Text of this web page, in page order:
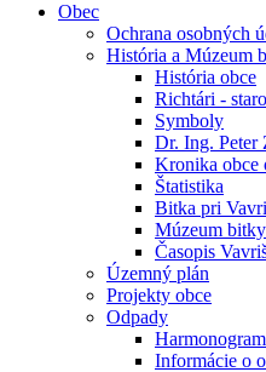
Obec
Ochrana osobných
História a Múzeum
História obce
Richtári -
Symboly
Dr. Ing. Peter
Kronika obce
Štatistika
Bitka pri
Múzeum
Časopis
Územný plán
Projekty obce
Odpady
Informácie o